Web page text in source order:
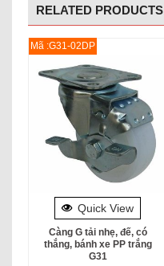
RELATED PRODUCTS
Mã :G31-02DP
Quick View
Càng G tải nhẹ, đế, có
thắng, bánh xe PP trắng
G31